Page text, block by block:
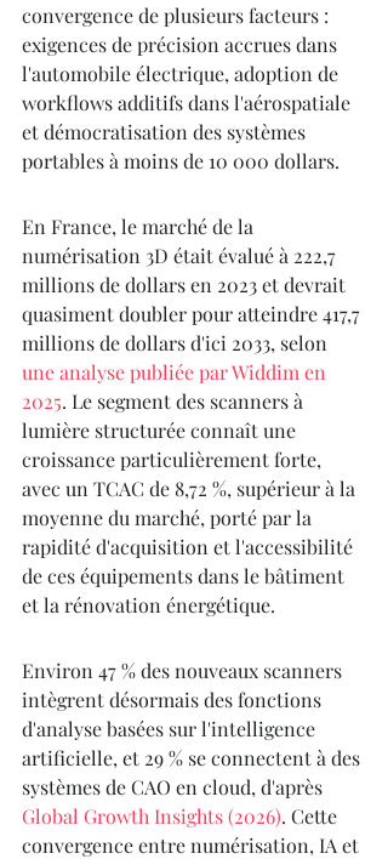
convergence de plusieurs facteurs :
exigences de précision accrues dans
l'automobile électrique, adoption de
workflows additifs dans l'aérospatiale
et démocratisation des systèmes
portables à moins de 10 000 dollars.
En France, le marché de la
numérisation 3D était évalué à 222,7
millions de dollars en 2023 et devrait
quasiment doubler pour atteindre 417,7
millions de dollars d'ici 2033, selon
une analyse publiée par Widdim en
2025. Le segment des scanners à
lumière structurée connaît une
croissance particulièrement forte,
avec un TCAC de 8,72 %, supérieur à la
moyenne du marché, porté par la
rapidité d'acquisition et l'accessibilité
de ces équipements dans le bâtiment
et la rénovation énergétique.
Environ 47 % des nouveaux scanners
intègrent désormais des fonctions
d'analyse basées sur l'intelligence
artificielle, et 29 % se connectent à des
systèmes de CAO en cloud, d'après
Global Growth Insights (2026). Cette
convergence entre numérisation, IA et